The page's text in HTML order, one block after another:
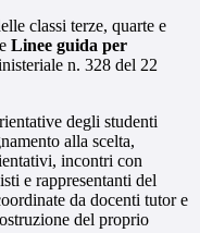
classi terze, quarte e
Linee guida per
n. 328 del 22
degli studenti
alla scelta,
incontri con
e rappresentanti del
da docenti tutor e
del proprio